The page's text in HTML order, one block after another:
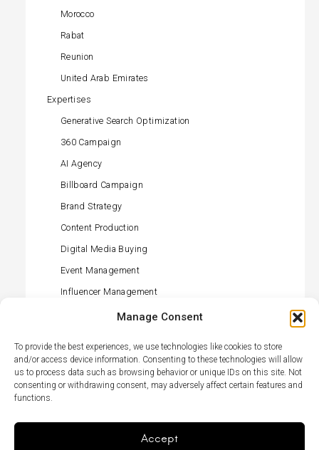
Manage Consent
To provide the best experiences, we use technologies like cookies to store
and/or access device information. Consenting to these technologies will allow
us to process data such as browsing behavior or unique IDs on this site. Not
consenting or withdrawing consent, may adversely affect certain features and
functions.
Accept
Morocco
Rabat
Reunion
United Arab Emirates
Expertises
Generative Search Optimization
360 Campaign
AI Agency
Billboard Campaign
Brand Strategy
Content Production
Digital Media Buying
Event Management
Influencer Management
Offline Media Buying
Retail Activation
Social Media Management
TV Campaign